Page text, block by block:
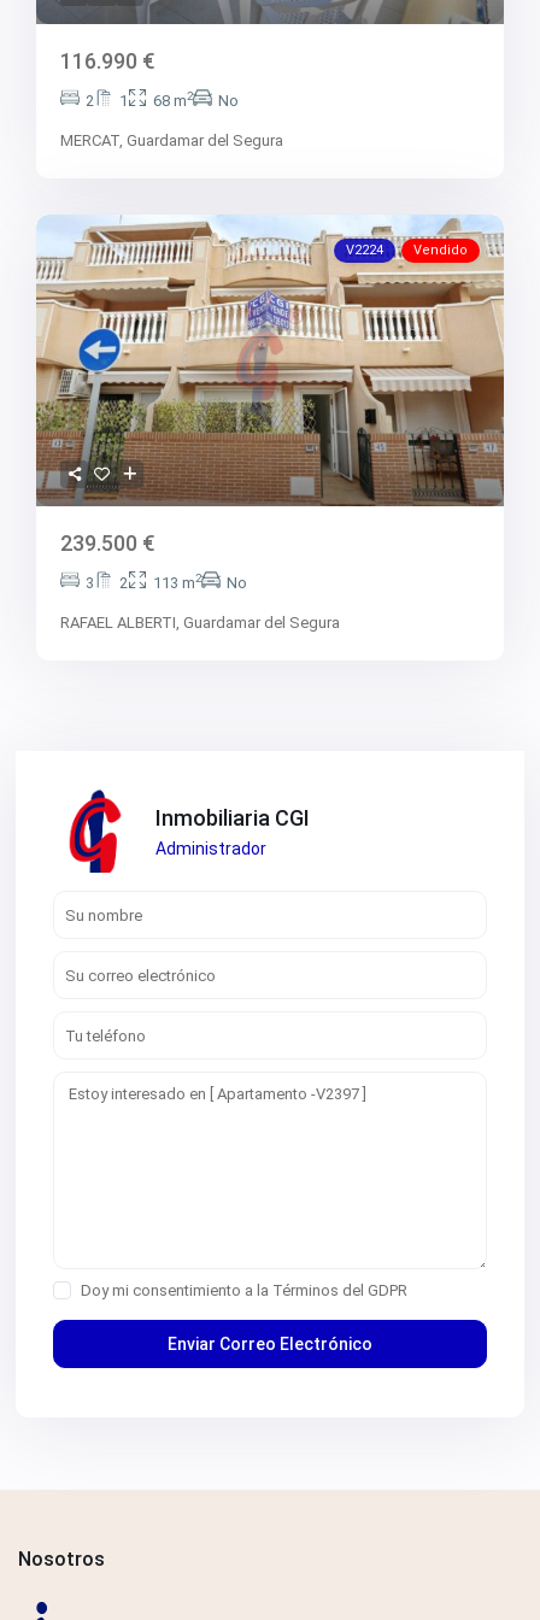
116.990 €
2 1 68 m2 No
MERCAT,Guardamar del Segura
V2224 Vendido
239.500 €
3 2 113 m2 No
RAFAEL ALBERTI,Guardamar del Segura
Inmobiliaria CGI
Administrador
Doy mi consentimiento a la Términos del GDPR
Nosotros